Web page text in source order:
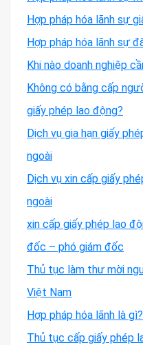
Hợp pháp hóa lãnh sự
Hợp pháp hóa lãnh sự
Khi nào doanh nghiệp
Không có bằng cấp
giấy phép lao động?
Dịch vụ gia hạn giấy
ngoài
Dịch vụ xin cấp giấy
ngoài
xin cấp giấy phép lao
đốc – phó giám đốc
Thủ tục làm thư mời
Việt Nam
Hợp pháp hóa lãnh là gì?
Thủ tục cấp giấy phép